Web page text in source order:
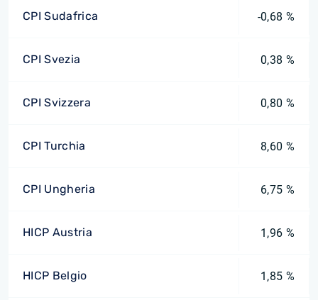
CPI Sudafrica -0,68 %
CPI Svezia 0,38 %
CPI Svizzera 0,80 %
CPI Turchia 8,60 %
CPI Ungheria 6,75 %
HICP Austria 1,96 %
HICP Belgio 1,85 %